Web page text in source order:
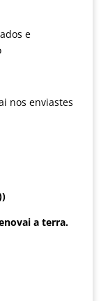
e
nos enviastes
a terra.